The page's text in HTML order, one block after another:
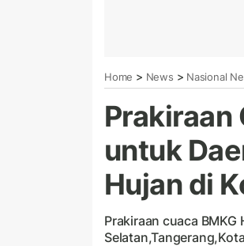
Home > News > Nasional
Prakiraan
untuk
Hujan di
Prakiraan cuaca